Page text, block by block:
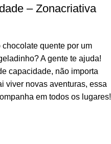
– Zonacriativa
chocolate quente por um
A gente te ajuda!
capacidade, não importa
viver novas aventuras, essa
em todos os lugares!